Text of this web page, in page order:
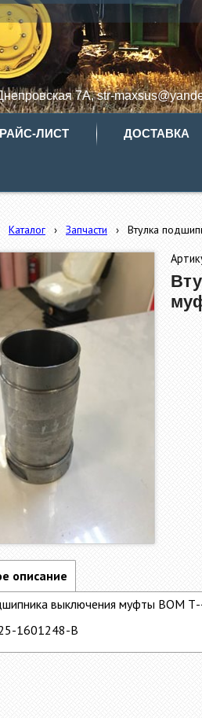
7А, str-
ЛИСТ ДОСТАВКА
Каталог › Запчасти › Втулка
описание
выключения муфты ВОМ
1601248-В